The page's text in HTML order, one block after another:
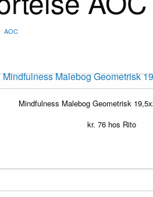
AOC
Mindfulness Malebog Geometrisk
kr. 76hos Rito